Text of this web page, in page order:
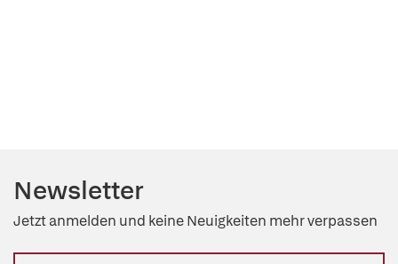
Newsletter
Jetzt anmelden und keine Neuigkeiten mehr verpassen